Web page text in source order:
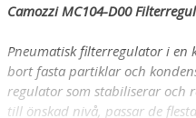
Camozzi MC104-D00
Pneumatisk filterregulator i en
bort fasta partiklar och
regulator som stabiliserar och
till önskad nivå, passar de